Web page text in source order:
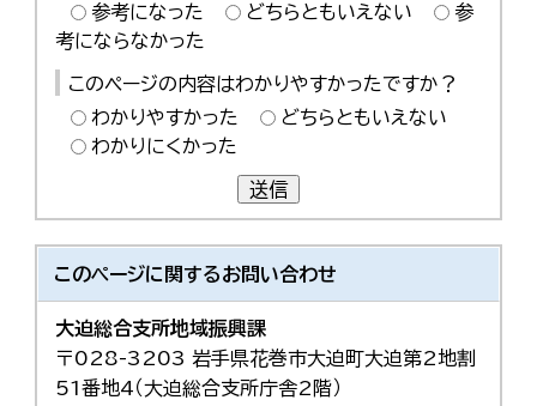
参考になった
どちらともいえない
参
考にならなかった
このページの内容はわかりやすかったですか？
わかりやすかった
どちらともいえない
わかりにくかった
送信
このページに関するお問い合わせ
大迫総合支所地域振興課
〒028-3203 岩手県花巻市大迫町大迫第2地割
51番地4（大迫総合支所庁舎2階）